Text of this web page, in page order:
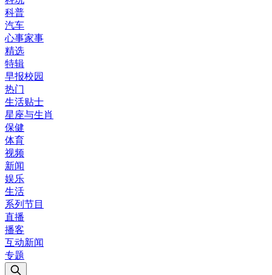
科普
汽车
心事家事
精选
特辑
早报校园
热门
生活贴士
星座与生肖
保健
体育
视频
新闻
娱乐
生活
系列节目
直播
播客
互动新闻
专题